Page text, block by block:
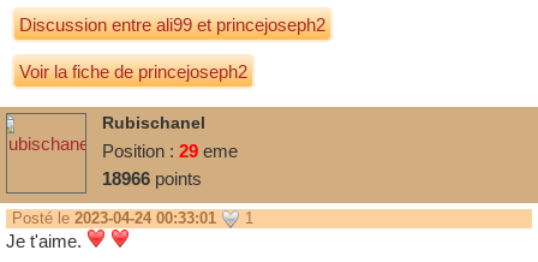
Discussion entreali99etprincejoseph2
Voir la fiche de princejoseph2
Rubischanel
Position : 29 eme
18966 points
Posté le 2023-04-24 00:33:01 1
Je t'aime.